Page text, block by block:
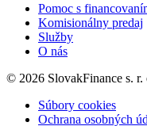
Pomoc s
Komisionálny predaj
Služby
O nás
© 2026 SlovakFinance s.
Súbory cookies
Ochrana osobných